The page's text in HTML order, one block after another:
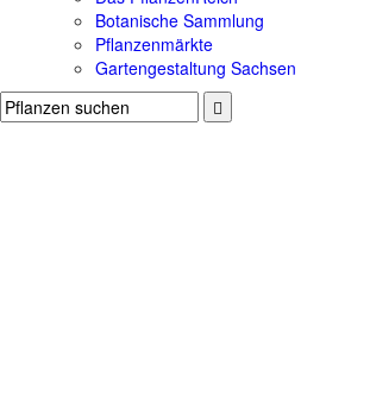
Botanische Sammlung
Pflanzenmärkte
Gartengestaltung Sachsen